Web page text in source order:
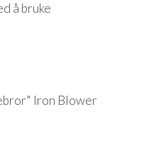
å bruke
Iron Blower